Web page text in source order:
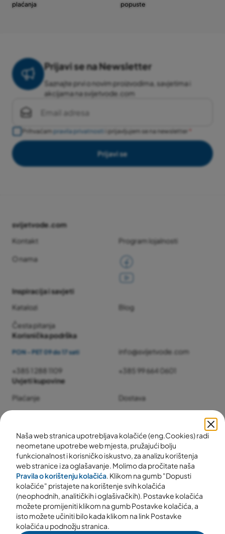
Naša web stranica upotrebljava kolačiće (eng.Cookies) radi
neometane upotrebe web mjesta, pružajući bolju
funkcionalnost i korisničko iskustvo, za analizu korištenja
web stranice i za oglašavanje. Molimo da pročitate naša
Pravila o korištenju kolačića. Klikom na gumb "Dopusti
kolačiće" pristajete na korištenje svih kolačića
(neophodnih, analitičkih i oglašivačkih). Postavke kolačića
možete promijeniti klikom na gumb Postavke kolačića, a
isto možete učiniti bilo kada klikom na link Postavke
kolačića u podnožju stranica.
plaćanja
popuste
Prijavi se na Newsletter
Saznajte prvi o novim proizvodima, savjetima i
akcijama na svijetvode.com
Prihvaćam pravila privatnosti i prijavljujem se na newsletter
Prijavi se
svijetvode.com
Kontakt
Program lojalnosti
O nama
Inspiracija i savjeti
Katalozi
Blog
Česta pitanja
Korisnička podrška
PON - PET 09 do 17 sati info@svijetvode.com
+385 1 288 1109
+385 99 664 0601
Uvjeti kupovine
Plaćanje
Dostava